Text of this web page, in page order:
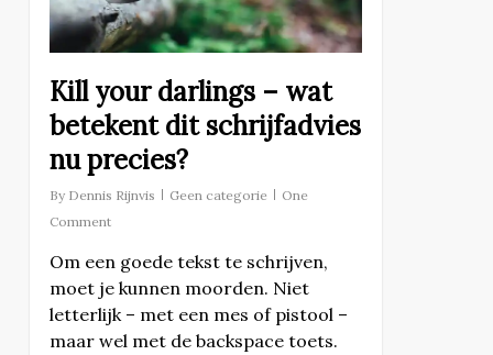
Kill your darlings – wat
betekent dit schrijfadvies
nu precies?
By Dennis Rijnvis Geen categorie
One
Comment
Om een goede tekst te schrijven,
moet je kunnen moorden. Niet
letterlijk – met een mes of pistool –
maar wel met de backspace toets.